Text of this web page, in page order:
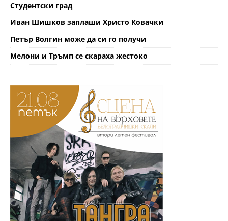
Студентски град
Иван Шишков заплаши Христо Ковачки
Петър Волгин може да си го получи
Мелони и Тръмп се скараха жестоко